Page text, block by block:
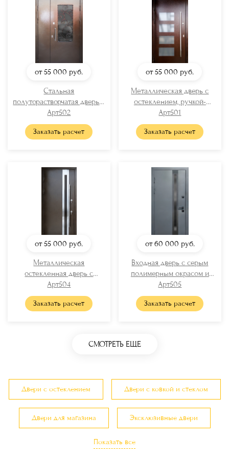
от 55 000 руб.
Стальная
полуторастворчатая дверь с
порошковым напылением
(стекло + решетка)
Арт502
Заказать расчет
от 55 000 руб.
Металлическая дверь с
остеклением, ручкой-
рейлингом и порошковой
покраской «антик»
Арт501
Заказать расчет
от 55 000 руб.
Металлическая
остекленная дверь с
полимерным окрашиванием
(вставки хром + длинная
ручка)
Арт504
Заказать расчет
от 60 000 руб.
Входная дверь с серым
полимерным окрасом и
узким стеклом
Арт505
Заказать расчет
СМОТРЕТЬ ЕЩЕ
Двери с остеклением Двери с ковкой и стеклом
Двери для магазина Эксклюзивные двери
Двери для кафе, баров, ресторанов
Показать все